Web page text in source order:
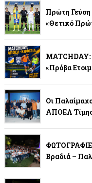
Πρώτη
«Θετικό
«Πρόβα
Οι
ΑΠΟΕΛ
Βραδιά –